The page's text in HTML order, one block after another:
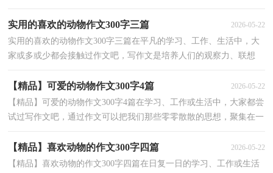
实用的喜欢的动物作文300字三篇 2026-05-22
实用的喜欢的动物作文300字三篇在平凡的学习、工作、生活中，大
家或多或少都会接触过作文吧，写作文是培养人们的观察力、联想
【精品】可爱的动物作文300字4篇 2026-05-22
【精品】可爱的动物作文300字4篇在学习、工作或生活中，大家都尝
试过写作文吧，通过作文可以把我们那些零零散散的思想，聚集在一
【精品】喜欢动物的作文300字四篇 2026-05-22
【精品】喜欢动物的作文300字四篇在日复一日的学习、工作或生活